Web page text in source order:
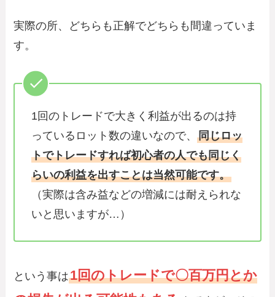
実際の所、どちらも正解でどちらも間違っていま
す。
1回のトレードで大きく利益が出るのは持
っているロット数の違いなので、同じロッ
トでトレードすれば初心者の人でも同じく
らいの利益を出すことは当然可能です。
（実際は含み益などの増減には耐えられな
いと思いますが…）
という事は1回のトレードで〇百万円とか